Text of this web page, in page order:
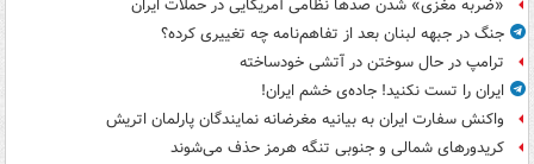
«ضربه مغزی» شدن صدها نظامی آمریکایی در حملات ایران
جنگ در جبهه لبنان بعد از تفاهم‌نامه چه تغییری کرده؟
ترامپ در حال سوختن در آتشی خودساخته
ایران را تست نکنید! جاده‌ی خشم ایران!
واکنش سفارت ایران به بیانیه مغرضانه نمایندگان پارلمان اتریش
کریدورهای شمالی و جنوبی تنگه هرمز حذف می‌شوند